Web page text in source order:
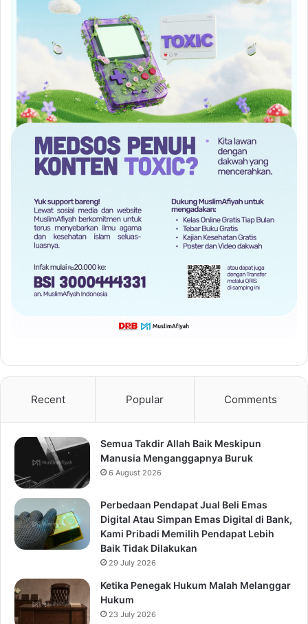
Recent Popular Comments
Semua Takdir Allah Baik Meskipun
Manusia Menganggapnya Buruk
6 August 2026
Perbedaan Pendapat Jual Beli Emas
Digital Atau Simpan Emas Digital di Bank,
Kami Pribadi Memilih Pendapat Lebih
Baik Tidak Dilakukan
29 July 2026
Ketika Penegak Hukum Malah Melanggar
Hukum
23 July 2026